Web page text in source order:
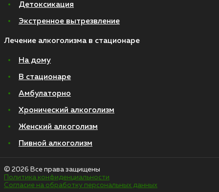
Детоксикация
Экстренное вытрезвление
Лечение алкоголизма в стационаре
На дому
В стационаре
Амбулаторно
Хронический алкоголизм
Женский алкоголизм
Пивной алкоголизм
© 2026 Все права защищены
Политика конфиденциальности
Согласие на обработку персональных данных